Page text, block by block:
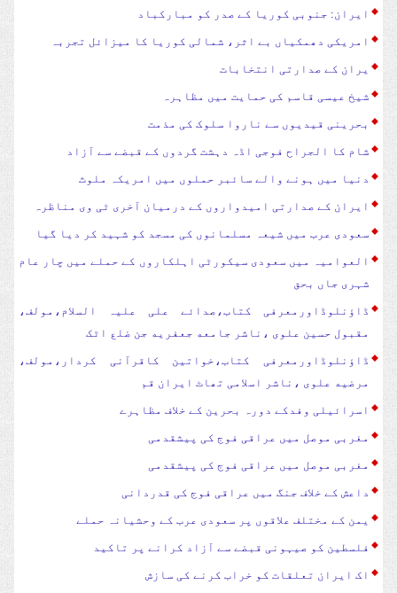
ایران: جنوبی کوریا کے صدر کو مبارکباد
امریکی دھمکیاں بے اثر، شمالی کوریا کا میزائل تجربہ
یران کے صدارتی انتخابات
شیخ عیسی قاسم کی حمایت میں مظاہرہ
بحرینی قیدیوں سے ناروا سلوک کی مذمت
شام کا الجراح فوجی اڈہ دہشت گردوں کے قبضے سے آزاد
دنیا میں ہونے والے سائبر حملوں میں امریکہ ملوث
ایران کے صدارتی امیدواروں کے درمیان آخری ٹی وی مناظرہ
سعودی عرب میں شیعہ مسلمانوں کی مسجد کو شہید کر دیا گیا
العوامیہ میں سعودی سیکورٹی اہلکاروں کے حملے میں چار عام
شہری جاں بحق
ڈاؤنلوڈاورمعرفی کتاب،صدائے علی علیہ السلام،مولف،
مقبول حسین علوی ،ناشر جامعه جعفریه جن ضلع اٹک
ڈاؤنلوڈاورمعرفی کتاب،خواتین کاقرآنی کردار،مولف،
مرضیه علوی ،ناشر اسلامی تھاٹ ایران قم
اسرائیلی وفدکے دورہ بحرین کے خلاف مظاہرے
مغربی موصل میں عراقی فوج کی پیشقدمی
مغربی موصل میں عراقی فوج کی پیشقدمی
داعش کے خلاف جنگ میں عراقی فوج کی قدردانی
یمن کے مختلف علاقوں پر سعودی عرب کے وحشیانہ حملے
فلسطین کو صیہونی قبضے سے آزاد کرانے پر تاکید
اک ایران تعلقات کو خراب کرنے کی سازش